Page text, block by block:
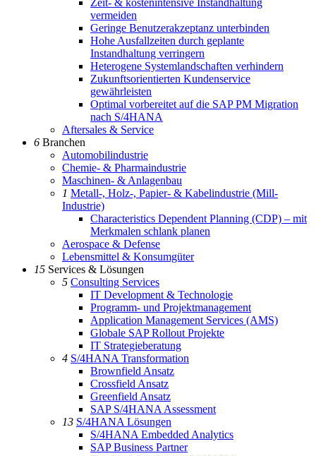
Zeit- & kostenintensive Instandhaltung
vermeiden
Geringe Benutzerakzeptanz unterbinden
Hohe Ausfallzeiten durch geplante
Instandhaltung verringern
Heterogene Systemlandschaften verhindern
Zukunftsorientierten Kundenservice
gewährleisten
Optimal vorbereitet auf die SAP PM Migration
nach S/4HANA
Aftersales & Service
6 Branchen
Automobilindustrie
Chemie- & Pharmaindustrie
Maschinen- & Anlagenbau
1 Metall-, Holz-, Papier- & Kabelindustrie (Mill-
Industrie)
Characteristics Dependent Planning (CDP) – mit
Merkmalen schlank planen
Aerospace & Defense
Lebensmittel & Konsumgüter
15 Services & Lösungen
5 Consulting Services
IT Development & Technologie
Programm- und Projektmanagement
Application Management Services (AMS)
Globale SAP Rollout Projekte
IT Strategieberatung
4 S/4HANA Transformation
Brownfield Ansatz
Crossfield Ansatz
Greenfield Ansatz
SAP S/4HANA Assessment
13 S/4HANA Lösungen
S/4HANA Embedded Analytics
SAP Business Partner